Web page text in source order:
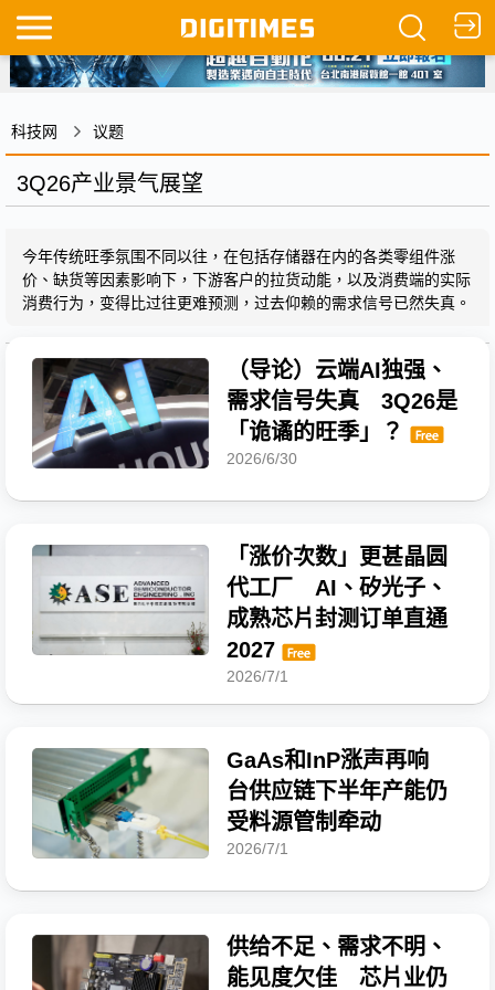
科技网 议题
3Q26产业景气展望
今年传统旺季氛围不同以往，在包括存储器在内的各类零组件涨
价、缺货等因素影响下，下游客户的拉货动能，以及消费端的实际
消费行为，变得比过往更难预测，过去仰赖的需求信号已然失真。
（导论）云端AI独强、
需求信号失真 3Q26是
「诡谲的旺季」？
2026/6/30
「涨价次数」更甚晶圆
代工厂 AI、矽光子、
成熟芯片封测订单直通
2027
2026/7/1
GaAs和InP涨声再响
台供应链下半年产能仍
受料源管制牵动
2026/7/1
供给不足、需求不明、
能见度欠佳 芯片业仍